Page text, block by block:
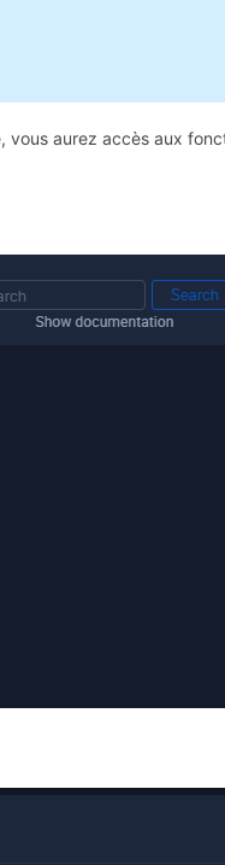
vous aurez accès aux